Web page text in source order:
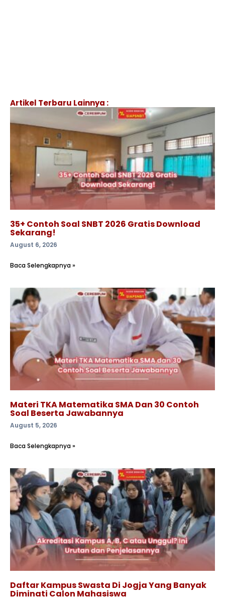
Artikel Terbaru Lainnya :
35+ Contoh Soal SNBT 2026 Gratis Download
Sekarang!
August 6, 2026
Baca Selengkapnya »
Materi TKA Matematika SMA Dan 30 Contoh
Soal Beserta Jawabannya
August 5, 2026
Baca Selengkapnya »
Daftar Kampus Swasta Di Jogja Yang Banyak
Diminati Calon Mahasiswa